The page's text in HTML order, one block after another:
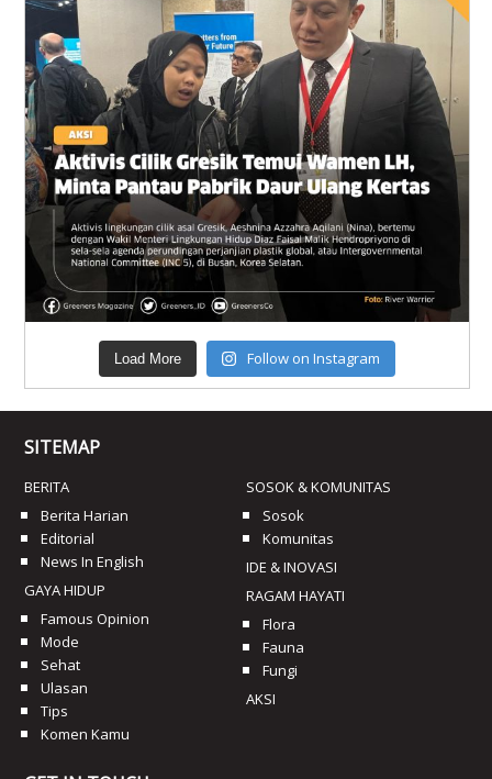
Load More Follow on Instagram
SITEMAP
BERITA
Berita Harian
Editorial
News In English
GAYA HIDUP
Famous Opinion
Mode
Sehat
Ulasan
Tips
Komen Kamu
SOSOK & KOMUNITAS
Sosok
Komunitas
IDE & INOVASI
RAGAM HAYATI
Flora
Fauna
Fungi
AKSI